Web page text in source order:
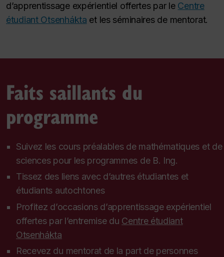
d’apprentissage expérientiel offertes par le Centre
étudiant Otsenhákta et les séminaires de mentorat.
Faits saillants du
programme
Suivez les cours préalables de mathématiques et de
sciences pour les programmes de B. Ing.
Tissez des liens avec d’autres étudiantes et
étudiants autochtones
Profitez d’occasions d’apprentissage expérientiel
offertes par l’entremise du Centre étudiant
Otsenhákta
Recevez du mentorat de la part de personnes